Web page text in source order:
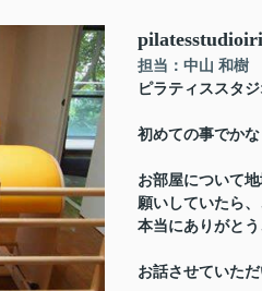
担当：中山 和樹
ピラティススタ
初めての事でか
お部屋について
願いしていたら
本当にありがとう
お話させていた